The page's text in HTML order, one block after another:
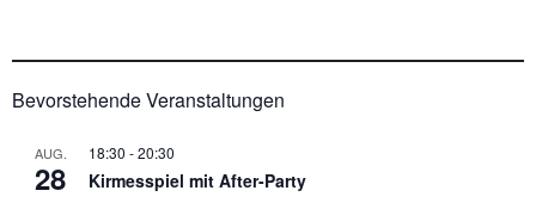
Bevorstehende Veranstaltungen
AUG.
28
18:30 -20:30
Kirmesspiel mit After-Party